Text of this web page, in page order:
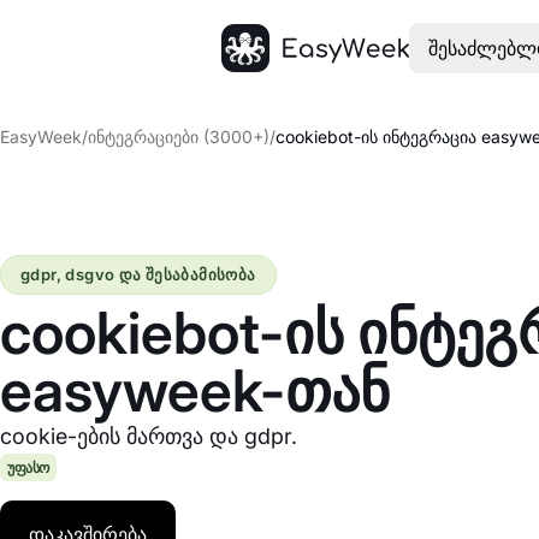
EasyWeek/ინტეგრაციები (3000+)/cookiebot-ის ინტეგრაცია
cookiebot-ის
easyweek-თან
cookie-ების მართვა და gdpr.
gdpr, dsgvo და შესაბამისობა
უფასო
დაკავშირება